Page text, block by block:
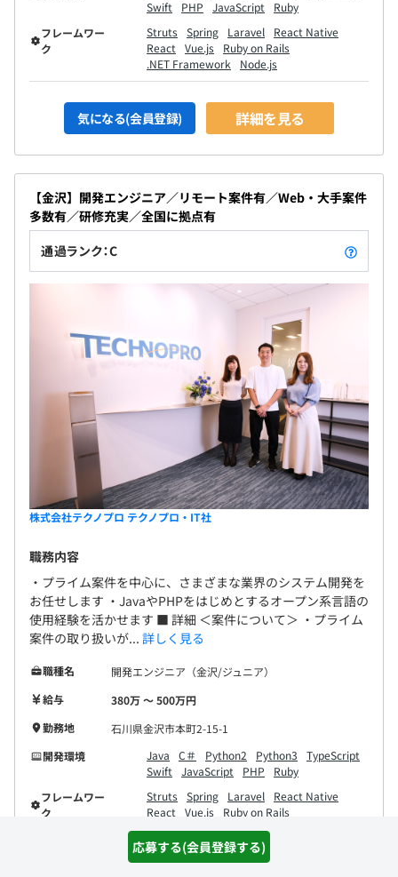
応募する(会員登録する)
Swift
PHP JavaScript
Ruby
フレームワー
ク
Struts Spring Laravel
React Native
React
Vue.js
Ruby on Rails
.NET Framework
Node.js
気になる(会員登録) 詳細を見る
【金沢】開発エンジニア／リモート案件有／Web・大手案件
多数有／研修充実／全国に拠点有
通過ランク：C
株式会社テクノプロ テクノプロ・IT社
職務内容
・プライム案件を中心に、さまざまな業界のシステム開発を
お任せします ・JavaやPHPをはじめとするオープン系言語の
使用経験を活かせます ■ 詳細 ＜案件について＞ ・プライム
案件の取り扱いが... 詳しく見る
職種名
開発エンジニア（金沢/ジュニア）
給与
380万 〜 500万円
勤務地
石川県金沢市本町2-15-1
開発環境
Java C＃ Python2 Python3
TypeScript
Swift
JavaScript PHP
Ruby
フレームワー
ク
Struts Spring Laravel
React Native
React
Vue.js
Ruby on Rails
.NET Framework Node.js